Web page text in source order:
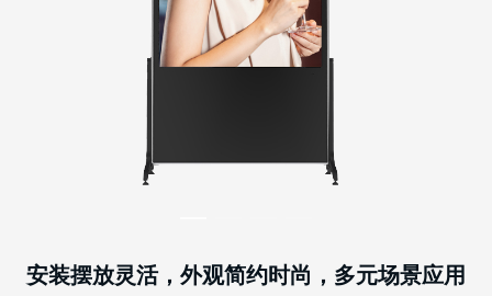
安装摆放灵活，外观简约时尚，多元场景应用